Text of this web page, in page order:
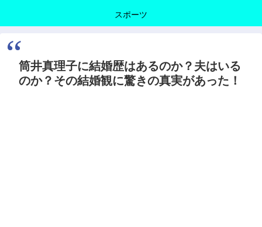
スポーツ
筒井真理子に結婚歴はあるのか？夫はいる
のか？その結婚観に驚きの真実があった！